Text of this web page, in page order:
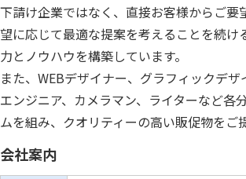
下請け企業ではなく、直接お客様からご要
望に応じて最適な提案を考えることを続け
力とノウハウを構築しています。
また、WEBデザイナー、グラフィックデ
エンジニア、カメラマン、ライターなど各
ムを組み、クオリティーの高い販促物をご
会社案内